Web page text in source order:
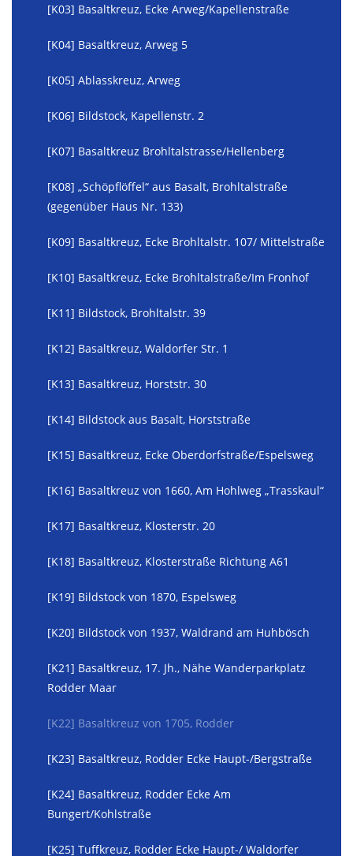
[K03] Basaltkreuz, Ecke Arweg/Kapellenstraße
[K04] Basaltkreuz, Arweg 5
[K05] Ablasskreuz, Arweg
[K06] Bildstock, Kapellenstr. 2
[K07] Basaltkreuz Brohltalstrasse/Hellenberg
[K08] „Schöpflöffel“ aus Basalt, Brohltalstraße
(gegenüber Haus Nr. 133)
[K09] Basaltkreuz, Ecke Brohltalstr. 107/ Mittelstraße
[K10] Basaltkreuz, Ecke Brohltalstraße/Im Fronhof
[K11] Bildstock, Brohltalstr. 39
[K12] Basaltkreuz, Waldorfer Str. 1
[K13] Basaltkreuz, Horststr. 30
[K14] Bildstock aus Basalt, Horststraße
[K15] Basaltkreuz, Ecke Oberdorfstraße/Espelsweg
[K16] Basaltkreuz von 1660, Am Hohlweg „Trasskaul“
[K17] Basaltkreuz, Klosterstr. 20
[K18] Basaltkreuz, Klosterstraße Richtung A61
[K19] Bildstock von 1870, Espelsweg
[K20] Bildstock von 1937, Waldrand am Huhbösch
[K21] Basaltkreuz, 17. Jh., Nähe Wanderparkplatz
Rodder Maar
[K22] Basaltkreuz von 1705, Rodder
[K23] Basaltkreuz, Rodder Ecke Haupt-/Bergstraße
[K24] Basaltkreuz, Rodder Ecke Am
Bungert/Kohlstraße
[K25] Tuffkreuz, Rodder Ecke Haupt-/ Waldorfer